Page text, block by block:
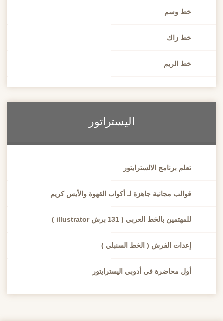
خط وسم
خط زاك
خط الريم
اليستراتور
تعلم برنامج الالسترايتور
قوالب مجانية جاهزة لـ أكواب القهوة والأيس كريم
للمهتمين بالخط العربي ( 131 برش illustrator )
إعدات الفرش ( الخط السنبلي )
أول محاضرة في أدوبي اليسترايتور